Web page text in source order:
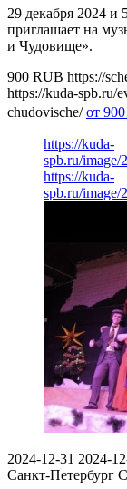
29 декабря 2024 и
приглашает на
и Чудовище».
900 RUB https://
https://kuda-spb.ru/
chudovische/ от 900
https://kuda-
spb.ru/image/
https://kuda-
spb.ru/image/
2024-12-31 2024-
Санкт-Петербург